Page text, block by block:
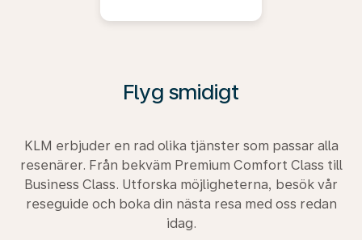
Flyg smidigt
KLM erbjuder en rad olika tjänster som passar alla
resenärer. Från bekväm Premium Comfort Class till
Business Class. Utforska möjligheterna, besök vår
reseguide och boka din nästa resa med oss redan
idag.